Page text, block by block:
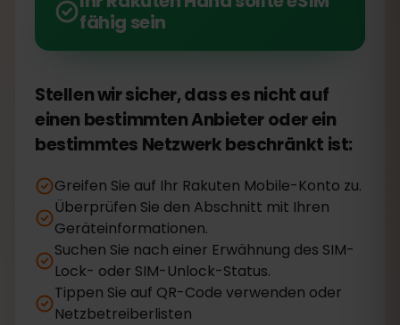
fähig sein
Stellen wir sicher, dass es nicht auf
einen bestimmten Anbieter oder ein
bestimmtes Netzwerk beschränkt ist:
Greifen Sie auf Ihr Rakuten Mobile-Konto zu.
Überprüfen Sie den Abschnitt mit Ihren
Geräteinformationen.
Suchen Sie nach einer Erwähnung des SIM-
Lock- oder SIM-Unlock-Status.
Tippen Sie auf QR-Code verwenden oder
Netzbetreiberlisten